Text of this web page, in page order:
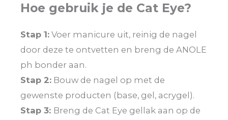
Hoe gebruik je de Cat Eye?
Stap 1: Voer manicure uit, reinig de nagel
door deze te ontvetten en breng de ANOLE
ph bonder aan.
Stap 2: Bouw de nagel op met de
gewenste producten (base, gel, acrygel).
Stap 3: Breng de Cat Eye gellak aan op de